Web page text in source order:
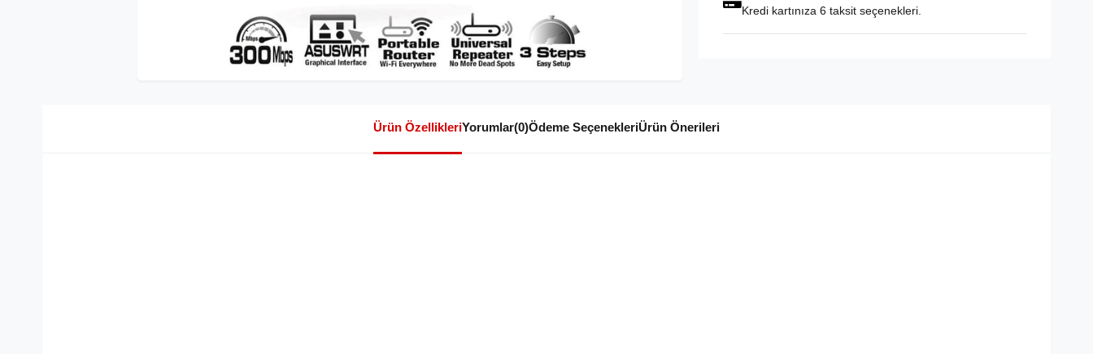
Kredi kartınıza 6 taksit seçenekleri.
Ürün ÖzellikleriYorumlar(0)Ödeme SeçenekleriÜrün Önerileri